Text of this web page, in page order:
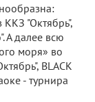
ККЗ "Октябрь",
А далее всю
моря» во
BLACK
- турнира